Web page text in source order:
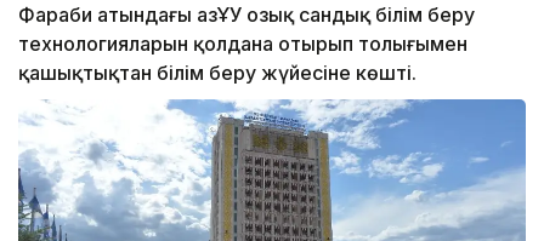
Фараби атындағы ҚазҰУ озық сандық білім беру
технологияларын қолдана отырып толығымен
қашықтықтан білім беру жүйесіне көшті.